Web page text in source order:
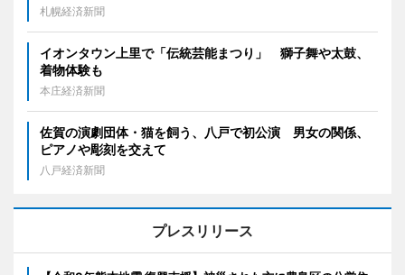
札幌経済新聞
イオンタウン上里で「伝統芸能まつり」 獅子舞や太鼓、
着物体験も
本庄経済新聞
佐賀の演劇団体・猫を飼う、八戸で初公演 男女の関係、
ピアノや彫刻を交えて
八戸経済新聞
プレスリリース